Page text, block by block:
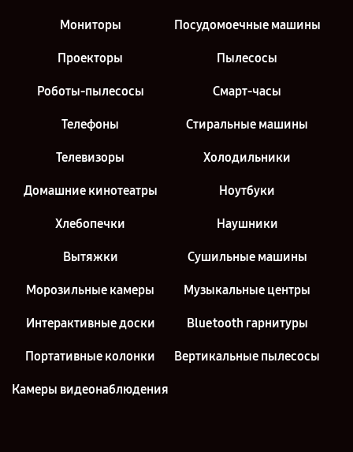
Мониторы Посудомоечные машины
Проекторы Пылесосы
Роботы-пылесосы Смарт-часы
Телефоны Стиральные машины
Телевизоры Холодильники
Домашние кинотеатры Ноутбуки
Хлебопечки Наушники
Вытяжки Сушильные машины
Морозильные камеры Музыкальные центры
Интерактивные доски Bluetooth гарнитуры
Портативные колонки Вертикальные пылесосы
Камеры видеонаблюдения